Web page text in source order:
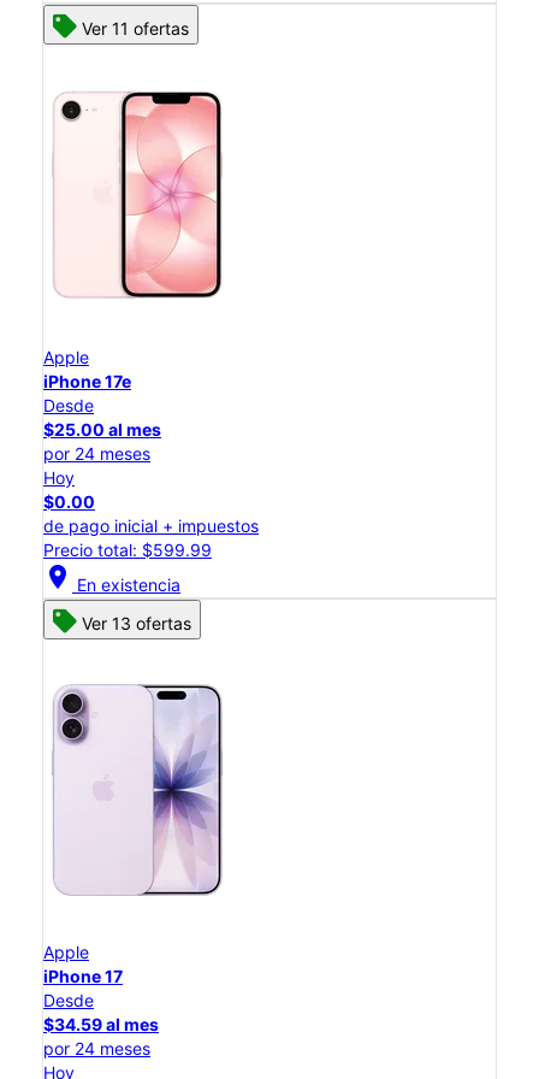
Ver 11 ofertas
Apple
iPhone 17e
Desde
$25.00 al mes
por 24 meses
Hoy
$0.00
de pago inicial + impuestos
Precio total: $599.99
location_on En existencia
Ver 13 ofertas
Apple
iPhone 17
Desde
$34.59 al mes
por 24 meses
Hoy